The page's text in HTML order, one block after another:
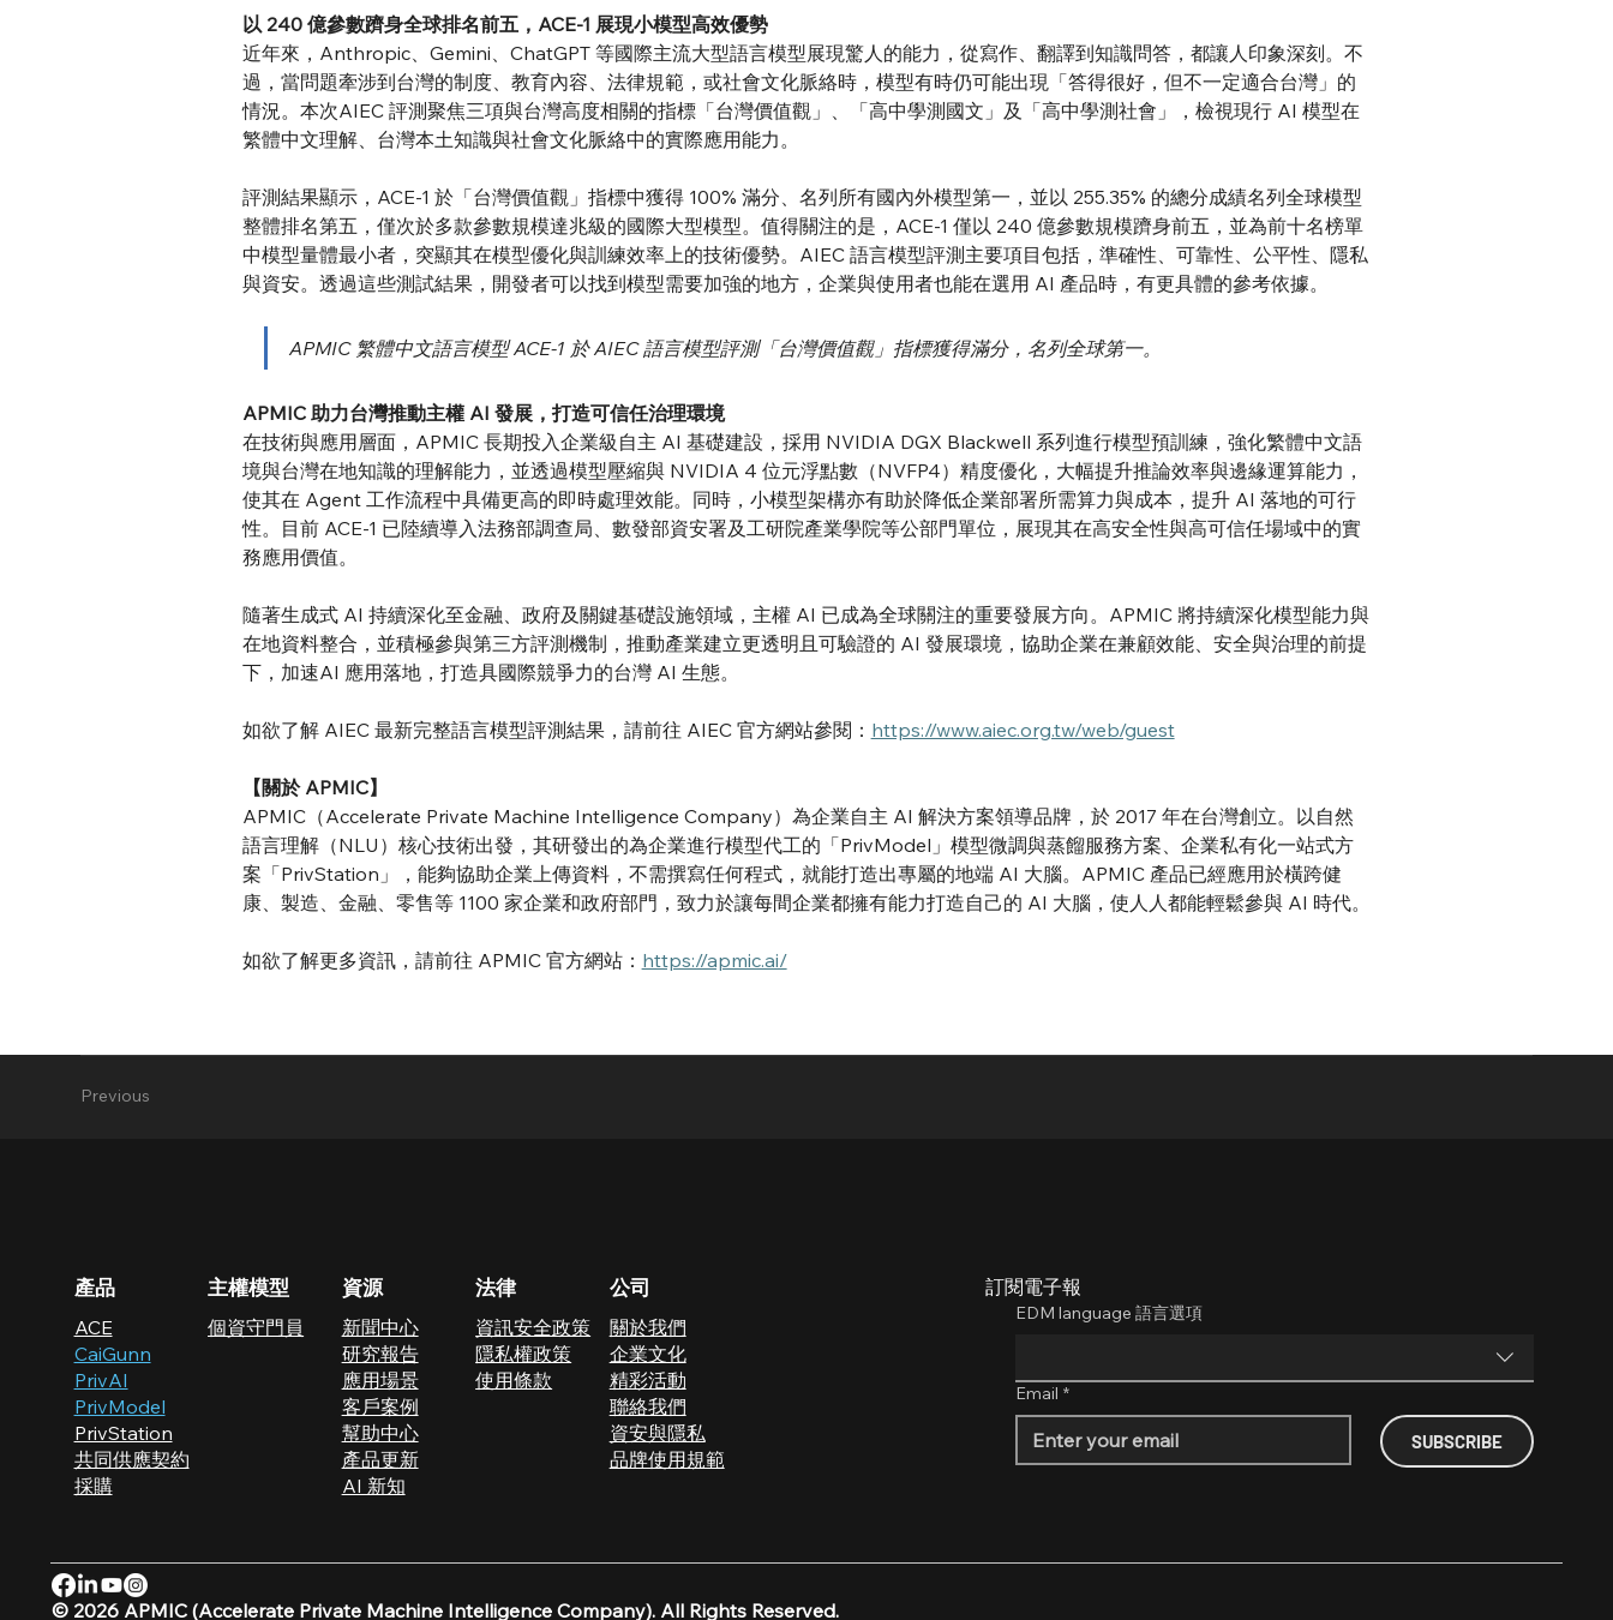
以 240 億參數躋身全球排名前五，ACE-1 展現小模型高效優勢
近年來，Anthropic、Gemini、ChatGPT 等國際主流大型語言模型展現驚人的能力，從寫作、翻譯到知識問答，都讓人印象深刻。不
過，當問題牽涉到台灣的制度、教育內容、法律規範，或社會文化脈絡時，模型有時仍可能出現「答得很好，但不一定適合台灣」的
情況。本次AIEC 評測聚焦三項與台灣高度相關的指標「台灣價值觀」、「高中學測國文」及「高中學測社會」，檢視現行 AI 模型在
繁體中文理解、台灣本土知識與社會文化脈絡中的實際應用能力。
評測結果顯示，ACE-1 於「台灣價值觀」指標中獲得 100% 滿分、名列所有國內外模型第一，並以 255.35% 的總分成績名列全球模型
整體排名第五，僅次於多款參數規模達兆級的國際大型模型。值得關注的是，ACE-1 僅以 240 億參數規模躋身前五，並為前十名榜單
中模型量體最小者，突顯其在模型優化與訓練效率上的技術優勢。AIEC 語言模型評測主要項目包括，準確性、可靠性、公平性、隱私
與資安。透過這些測試結果，開發者可以找到模型需要加強的地方，企業與使用者也能在選用 AI 產品時，有更具體的參考依據。
APMIC 繁體中文語言模型 ACE-1 於 AIEC 語言模型評測「台灣價值觀」指標獲得滿分，名列全球第一。
APMIC 助力台灣推動主權 AI 發展，打造可信任治理環境
在技術與應用層面，APMIC 長期投入企業級自主 AI 基礎建設，採用 NVIDIA DGX Blackwell 系列進行模型預訓練，強化繁體中文語
境與台灣在地知識的理解能力，並透過模型壓縮與 NVIDIA 4 位元浮點數（NVFP4）精度優化，大幅提升推論效率與邊緣運算能力，
使其在 Agent 工作流程中具備更高的即時處理效能。同時，小模型架構亦有助於降低企業部署所需算力與成本，提升 AI 落地的可行
性。目前 ACE-1 已陸續導入法務部調查局、數發部資安署及工研院產業學院等公部門單位，展現其在高安全性與高可信任場域中的實
務應用價值。
隨著生成式 AI 持續深化至金融、政府及關鍵基礎設施領域，主權 AI 已成為全球關注的重要發展方向。APMIC 將持續深化模型能力與
在地資料整合，並積極參與第三方評測機制，推動產業建立更透明且可驗證的 AI 發展環境，協助企業在兼顧效能、安全與治理的前提
下，加速AI 應用落地，打造具國際競爭力的台灣 AI 生態。
如欲了解 AIEC 最新完整語言模型評測結果，請前往 AIEC 官方網站參閱： https://www.aiec.org.tw/web/guest
【關於 APMIC】
APMIC（Accelerate Private Machine Intelligence Company）為企業自主 AI 解決方案領導品牌，於 2017 年在台灣創立。以自然
語言理解（NLU）核心技術出發，其研發出的為企業進行模型代工的「PrivModel」模型微調與蒸餾服務方案、企業私有化一站式方
案「PrivStation」，能夠協助企業上傳資料，不需撰寫任何程式，就能打造出專屬的地端 AI 大腦。APMIC 產品已經應用於橫跨健
康、製造、金融、零售等 1100 家企業和政府部門，致力於讓每間企業都擁有能力打造自己的 AI 大腦，使人人都能輕鬆參與 AI 時代。
如欲了解更多資訊，請前往 APMIC 官方網站： https://apmic.ai/
Previous
產品
ACE
CaiGunn
PrivAI
PrivModel
PrivStation
共同供應契約
採購
​主權模型
個資守門員
資源
新聞中心
研究報告
應用場景
​客戶案例
幫助中心
產品更新
AI 新知
法律
資訊安全政策
隱私權政策
使用條款
公司
關於我們
企業文化
​精彩活動
聯絡我們
​​資安與隱私
品牌使用規範
訂閱電子報
EDM language 語言選項
Email *
SUBSCRIBE
© 2026 APMIC (Accelerate Private Machine Intelligence Company). All Rights Reserved.